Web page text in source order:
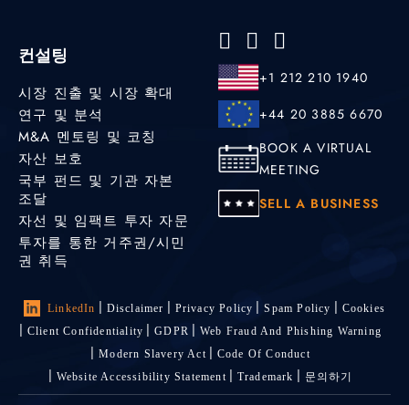
컨설팅
시장 진출 및 시장 확대
연구 및 분석
M&A 멘토링 및 코칭
자산 보호
국부 펀드 및 기관 자본
조달
자선 및 임팩트 투자 자문
투자를 통한 거주권/시민
권 취득
+1 212 210 1940
+44 20 3885 6670
BOOK A VIRTUAL
MEETING
SELL A BUSINESS
LinkedIn Disclaimer Privacy Policy Spam Policy
Cookies
Client Confidentiality
GDPR
Web Fraud And Phishing Warning
Modern Slavery Act
Code Of Conduct
Website Accessibility Statement
Trademark 문의하기